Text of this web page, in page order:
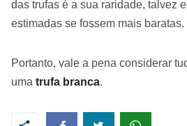
das trufas é a sua raridade, talvez
estimadas se fossem mais baratas.
Portanto, vale a pena considerar
uma trufa branca.